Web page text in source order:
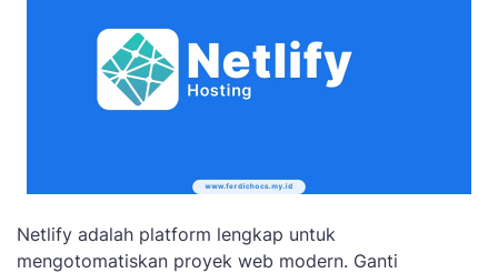
Netlify adalah platform lengkap untuk
mengotomatiskan proyek web modern. Ganti